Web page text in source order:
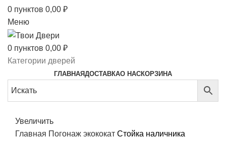
0 пунктов 0,00 ₽
Меню
0 пунктов 0,00 ₽
Категории дверей
ГЛАВНАЯДОСТАВКАО НАСКОРЗИНА
Увеличить
Главная Погонаж экококат Стойка наличника